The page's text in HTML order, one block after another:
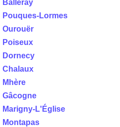
Balleray
Pouques-Lormes
Ourouër
Poiseux
Dornecy
Chalaux
Mhère
Gâcogne
Marigny-L'Église
Montapas